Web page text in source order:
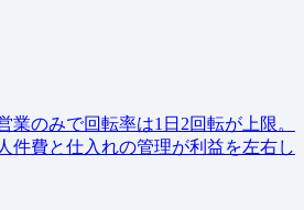
業のみで回転率は1日2回転が上限。
件費と仕入れの管理が利益を左右し